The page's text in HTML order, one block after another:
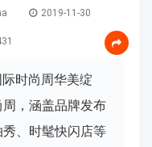
2019-11-30
时尚周华美绽
，涵盖品牌发布
、时髦快闪店等